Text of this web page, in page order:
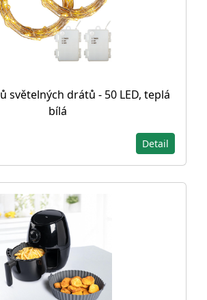
světelných drátů - 50 LED, teplá
bílá
Detail